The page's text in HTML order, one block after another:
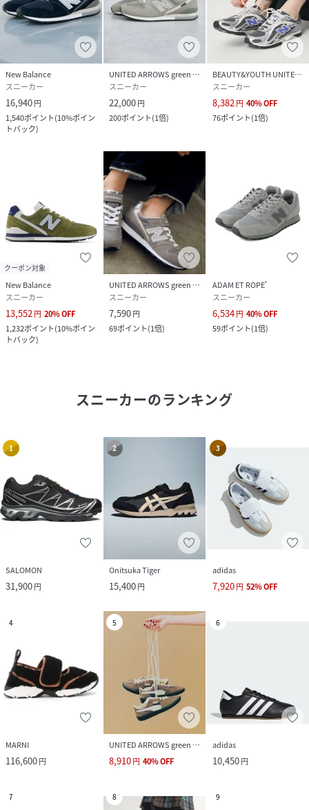
New Balance
スニーカー
16,940円
1,540ポイント(10%ポイン
トバック)
UNITED ARROWS green label relaxing
スニーカー
22,000円
200ポイント(1倍)
BEAUTY&YOUTH UNITED ARROWS
スニーカー
8,382円 40%OFF
76ポイント(1倍)
クーポン対象
New Balance
スニーカー
13,552 円 20%OFF
1,232ポイント(10%ポイン
トバック)
UNITED ARROWS green label relaxing
スニーカー
7,590円
69ポイント(1倍)
ADAM ET ROPE'
スニーカー
6,534円 40%OFF
59ポイント(1倍)
スニーカーのランキング
1
SALOMON
31,900円
2
Onitsuka Tiger
15,400円
3
adidas
7,920円 52%OFF
4
MARNI
116,600円
5
UNITED ARROWS green label relaxing
8,910円 40%OFF
6
adidas
10,450円
7 8 9